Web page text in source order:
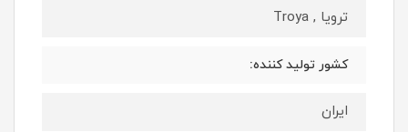
ترویا , Troya
کشور تولید کننده:
ایران